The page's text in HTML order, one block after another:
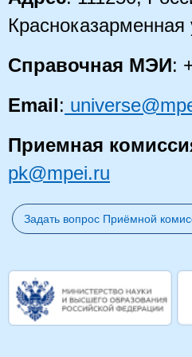
Справочная МЭИ:
Email:
Приемная
pk@mpei.ru
Задать вопрос Приёмной